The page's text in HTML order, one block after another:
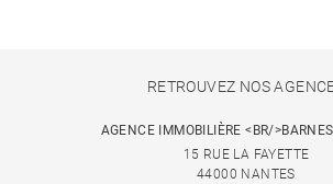
RETROUVEZ NOS
AGENCE IMMOBILIÈRE <BR/
15 RUE LA FAYETTE
44000 NANTES